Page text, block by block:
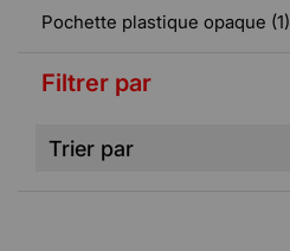
Pochette plastique opaque (1)
Filtrer par
Trier par